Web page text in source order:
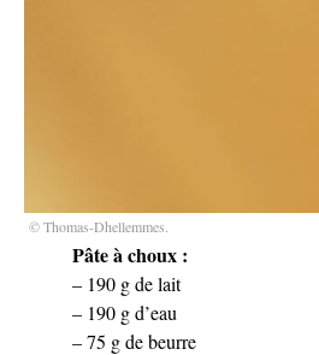
© Thomas-Dhellemmes.
Pâte à choux :
– 190 g de lait
– 190 g d’eau
– 75 g de beurre